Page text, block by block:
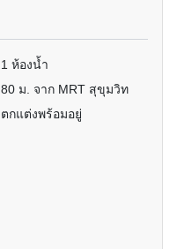
1 ห้องน้ำ
80 ม. จาก MRT สุขุมวิท
ตกแต่งพร้อมอยู่